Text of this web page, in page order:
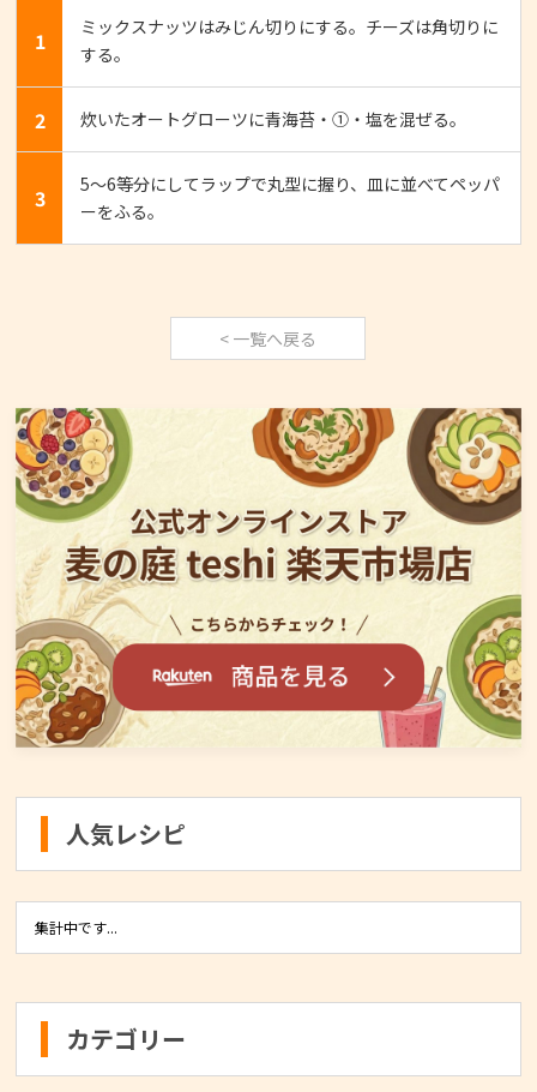
1
ミックスナッツはみじん切りにする。チーズは角切りに
する。
2 炊いたオートグローツに青海苔・①・塩を混ぜる。
3
5～6等分にしてラップで丸型に握り、皿に並べてペッパ
ーをふる。
< 一覧へ戻る
人気レシピ
集計中です...
カテゴリー